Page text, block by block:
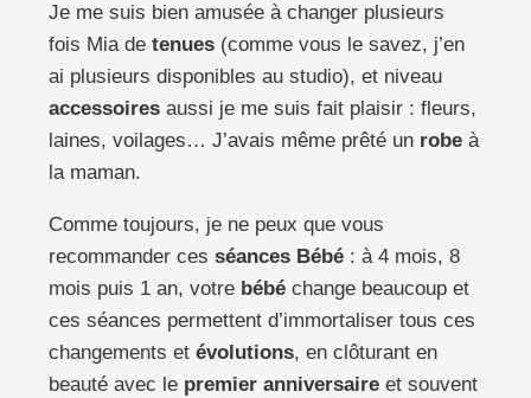
Je me suis bien amusée à changer plusieurs
fois Mia detenues (comme vous le savez, j’en
ai plusieurs disponibles au studio), et niveau
accessoires aussi je me suis fait plaisir : fleurs,
laines, voilages… J’avais même prêté un robe à
la maman.
Comme toujours, je ne peux que vous
recommander ces séances Bébé : à 4 mois, 8
mois puis 1 an, votre bébé change beaucoup et
ces séances permettent d’immortaliser tous ces
changements etévolutions, en clôturant en
beauté avec le premier anniversaireet souvent